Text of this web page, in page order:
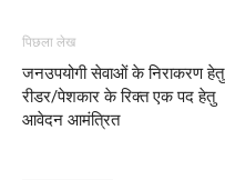
पिछला लेख
जनउपयोगी सेवाओं के निराकरण हेतु
रीडर/पेशकार के रिक्त एक पद हेतु
आवेदन आमंत्रित